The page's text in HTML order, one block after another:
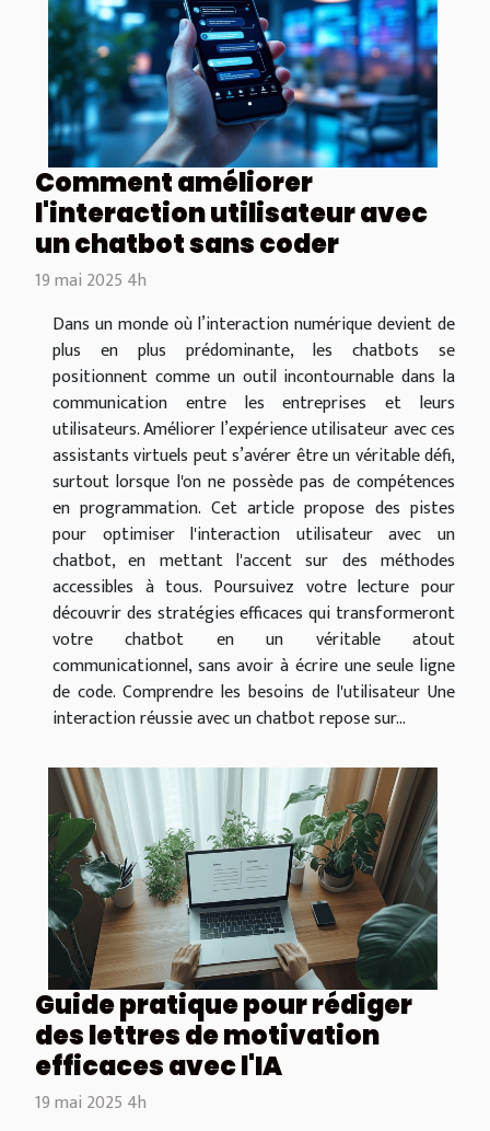
Comment améliorer
l'interaction utilisateur avec
un chatbot sans coder
19 mai 2025 4h
Dans un monde où l’interaction numérique devient de
plus en plus prédominante, les chatbots se
positionnent comme un outil incontournable dans la
communication entre les entreprises et leurs
utilisateurs. Améliorer l’expérience utilisateur avec ces
assistants virtuels peut s’avérer être un véritable défi,
surtout lorsque l'on ne possède pas de compétences
en programmation. Cet article propose des pistes
pour optimiser l'interaction utilisateur avec un
chatbot, en mettant l'accent sur des méthodes
accessibles à tous. Poursuivez votre lecture pour
découvrir des stratégies efficaces qui transformeront
votre chatbot en un véritable atout
communicationnel, sans avoir à écrire une seule ligne
de code. Comprendre les besoins de l'utilisateur Une
interaction réussie avec un chatbot repose sur...
Guide pratique pour rédiger
des lettres de motivation
efficaces avec l'IA
19 mai 2025 4h